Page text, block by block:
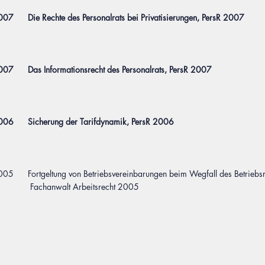
Die Rechte des Personalrats bei Privatisierungen, PersR 2007
Das Informationsrecht des Personalrats, PersR 2007
Sicherung der Tarifdynamik, PersR 2006
Fortgeltung von Betriebsvereinbarungen beim Wegfall des
Arbeitsrecht 2005